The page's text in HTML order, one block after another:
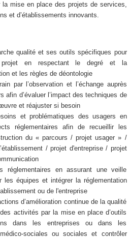
la mise en place des projets de services,
et d’établissements innovants.
qualité et ses outils spécifiques pour
projet en respectant le degré et la
et les règles de déontologie
par l’observation et l’échange auprès
afin d’évaluer l’impact des techniques de
et réajuster si besoin
et problématiques des usagers en
réglementaires afin de recueillir les
du « parcours / projet usager » /
/ projet d'entreprise / projet
réglementaires en assurant une veille
les équipes et intégrer la réglementation
ou de l'entreprise
d’amélioration continue de la qualité
activités par la mise en place d’outils
dans les entreprises ou dans les
sociales ou sociales et contrôler